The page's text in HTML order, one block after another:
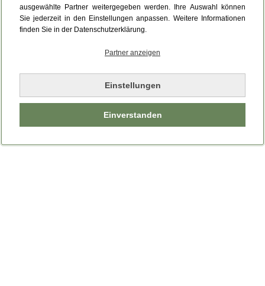
ausgewählte Partner weitergegeben werden. Ihre Auswahl können
Sie jederzeit in den Einstellungen anpassen. Weitere Informationen
finden Sie in der Datenschutzerklärung.
Partner anzeigen
Einstellungen
Einverstanden
Leider ist ein technischer Fehler aufgetreten.
Bitte laden Sie die Seite neu.